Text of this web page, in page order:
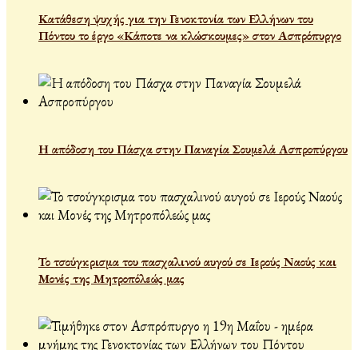
Κατάθεση ψυχής για την Γενοκτονία των Ελλήνων του
Πόντου το έργο «Κάποτε να κλώσκουμες» στον Ασπρόπυργο
Η απόδοση του Πάσχα στην Παναγία Σουμελά Ασπροπύργου
Το τσούγκρισμα του πασχαλινού αυγού σε Ιερούς Ναούς και
Μονές της Μητροπόλεώς μας